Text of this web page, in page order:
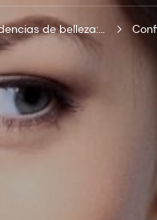
Tendencias de belleza: Archivo